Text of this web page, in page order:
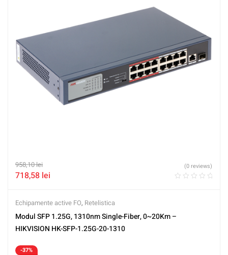
958,10lei
718,58 lei
(0 reviews)
Echipamente active FO, Retelistica
Modul SFP 1.25G, 1310nm Single-Fiber, 0~20Km –
HIKVISION HK-SFP-1.25G-20-1310
-37%